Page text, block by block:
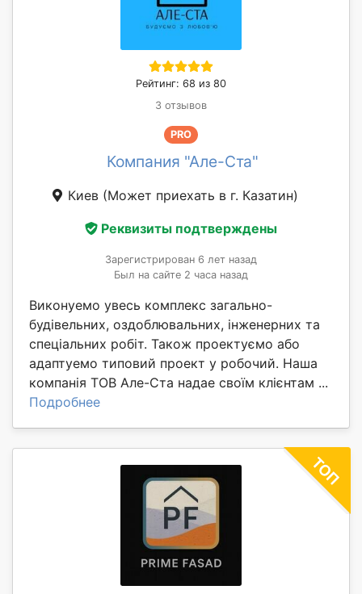
Рейтинг: 68 из 80
3 отзывов
PRO
Компания "Але-Ста"
Киев (Может приехать в г. Казатин)
Реквизиты подтверждены
Зарегистрирован 6 лет назад
Был на сайте 2 часа назад
Виконуемо увесь комплекс загально-
будівельних, оздоблювальних, інженерних та
спеціальних робіт. Також проектуємо або
адаптуемо типовий проект у робочий. Наша
компанія ТОВ Але-Ста надае своїм клієнтам ...
Подробнее